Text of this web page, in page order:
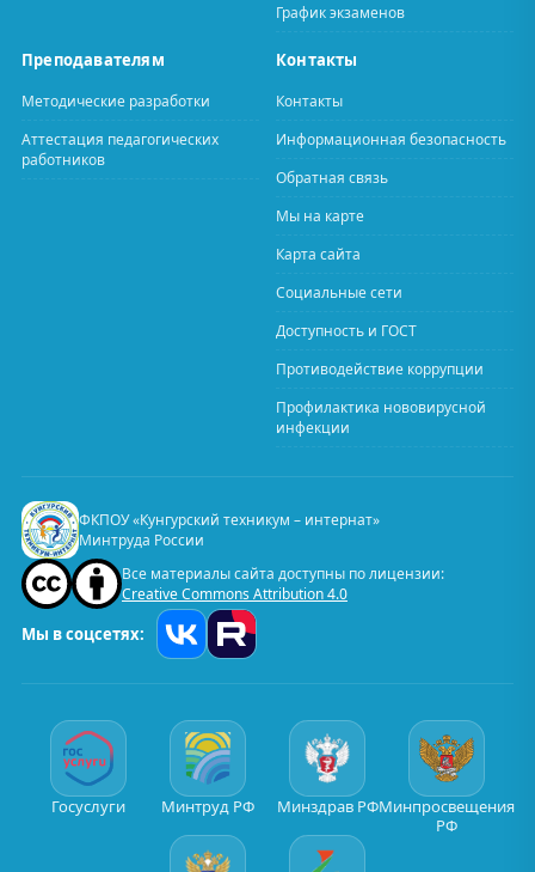
График экзаменов
Преподавателям
Методические разработки
Аттестация педагогических
работников
Контакты
Контакты
Информационная безопасность
Обратная связь
Мы на карте
Карта сайта
Социальные сети
Доступность и ГОСТ
Противодействие коррупции
Профилактика нововирусной
инфекции
ФКПОУ «Кунгурский техникум – интернат»
Минтруда России
Все материалы сайта доступны по лицензии:
Creative Commons Attribution 4.0
Мы в соцсетях:
Госуслуги Минтруд РФ Минздрав РФМинпросвещения
РФ